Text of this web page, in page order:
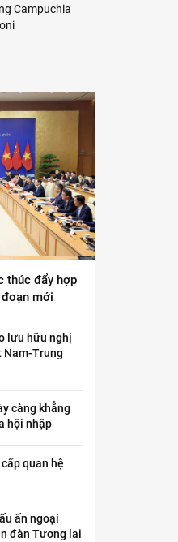
Campuchia
thúc đẩy hợp
mới
lưu hữu nghị
Nam-Trung
càng khẳng
hội nhập
quan hệ
ấn ngoại
đàn Tương lai